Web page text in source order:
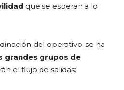
que se esperan a lo
del operativo, se ha
grandes grupos de
el flujo de salidas: